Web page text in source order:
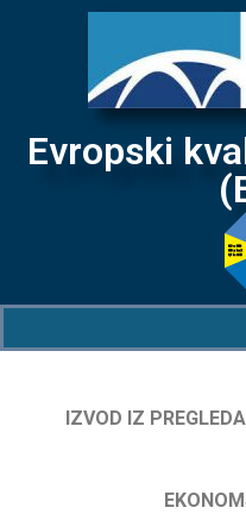
Evropski
IZVOD IZ